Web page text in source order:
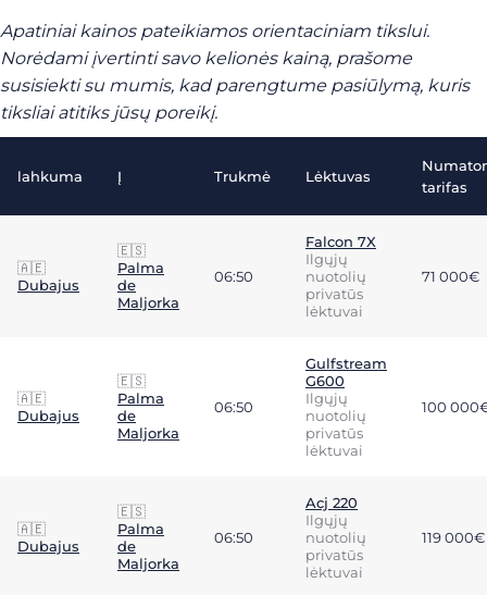
Apatiniai kainos pateikiamos orientaciniam tikslui.
Norėdami įvertinti savo kelionės kainą, prašome
susisiekti su mumis, kad parengtume pasiūlymą, kuris
tiksliai atitiks jūsų poreikį.
lahkuma Į Trukmė Lėktuvas
tarifas
🇦🇪
Dubajus
🇪🇸
Palma
de
Maljorka
06:50
Falcon 7X
Ilgųjų
nuotolių
privatūs
lėktuvai
71 000€
🇦🇪
Dubajus
🇪🇸
Palma
de
Maljorka
06:50
Gulfstream
G600
Ilgųjų
nuotolių
privatūs
lėktuvai
100
🇦🇪
Dubajus
🇪🇸
Palma
de
Maljorka
06:50
Acj 220
Ilgųjų
nuotolių
privatūs
lėktuvai
119 000€